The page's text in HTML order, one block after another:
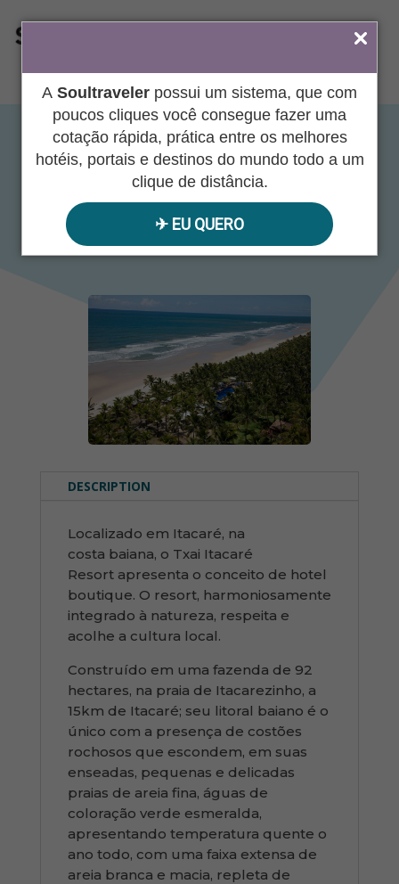
A Soultraveler possui um sistema, que com
poucos cliques você consegue fazer uma
cotação rápida, prática entre os melhores
hotéis, portais e destinos do mundo todo a um
clique de distância.
✈︎ EU QUERO
ÁREA DO AGENTE
Txai Resort Itacaré
DESCRIPTION
Localizado em Itacaré, na
costa baiana, o Txai Itacaré
Resort apresenta o conceito de hotel
boutique. O resort, harmoniosamente
integrado à natureza, respeita e
acolhe a cultura local.
Construído em uma fazenda de 92
hectares, na praia de Itacarezinho, a
15km de Itacaré; seu litoral baiano é o
único com a presença de costões
rochosos que escondem, em suas
enseadas, pequenas e delicadas
praias de areia fina, águas de
coloração verde esmeralda,
apresentando temperatura quente o
ano todo, com uma faixa extensa de
areia branca e macia, repleta de